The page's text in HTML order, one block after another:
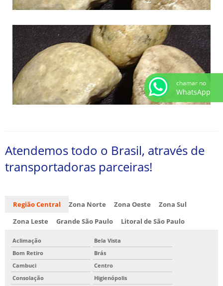
Atendemos todo o Brasil, através de
transportadoras parceiras!
Região Central Zona Norte Zona Oeste
Zona Sul
Zona Leste
Grande São Paulo Litoral de São Paulo
Aclimação
Bela Vista
Bom Retiro
Brás
Cambuci
Centro
Consolação
Higienópolis
chamar no
WhatsApp